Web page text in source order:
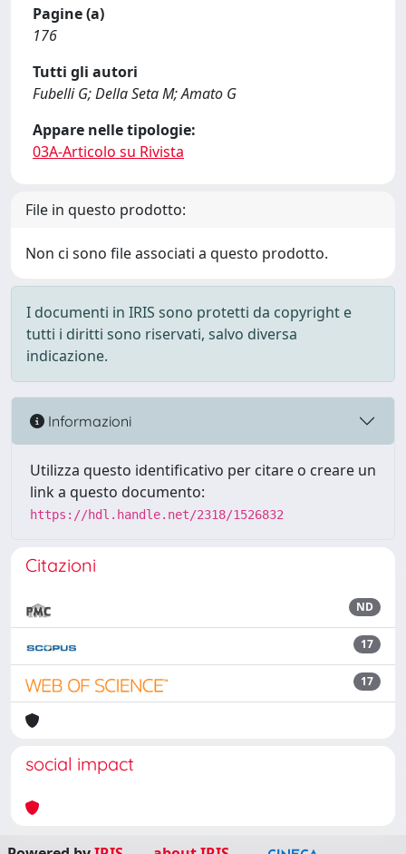
Pagine (a)
176
Tutti gli autori
Fubelli G; Della Seta M; Amato G
Appare nelle tipologie:
03A-Articolo su Rivista
File in questo prodotto:
Non ci sono file associati a questo prodotto.
I documenti in IRIS sono protetti da copyright e
tutti i diritti sono riservati, salvo diversa
indicazione.
Informazioni
Utilizza questo identificativo per citare o creare un
link a questo documento:
https://hdl.handle.net/2318/1526832
Citazioni
ND
17
17
social impact